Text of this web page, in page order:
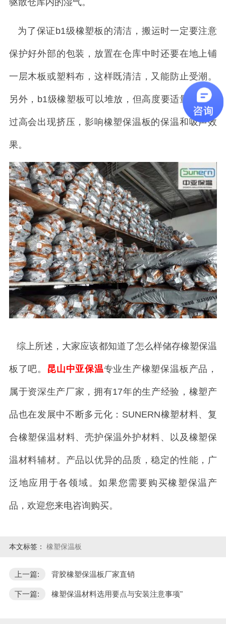
驱散仓库内的湿气。
为了保证b1级橡塑板的清洁，搬运时一定要注意
保护好外部的包装，放置在仓库中时还要在地上铺
一层木板或塑料布，这样既清洁，又能防止受潮。
另外，b1级橡塑板可以堆放，但高度要适量，以免
过高会出现挤压，影响橡塑保温板的保温和吸声效
果。
综上所述，大家应该都知道了怎么样储存橡塑保温
板了吧。 昆山中亚保温专业生产橡塑保温板产品，
属于资深生产厂家，拥有17年的生产经验，橡塑产
品也在发展中不断多元化：SUNERN橡塑材料、复
合橡塑保温材料、壳护保温外护材料、以及橡塑保
温材料辅材。产品以优异的品质，稳定的性能，广
泛地应用于各领域。如果您需要购买橡塑保温产
品，欢迎您来电咨询购买。
本文标签： 橡塑保温板
上一篇: 背胶橡塑保温板厂家直销
下一篇: 橡塑保温材料选用要点与安装注意事项"